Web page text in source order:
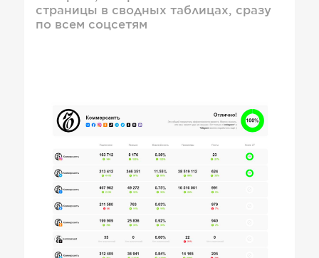
страницы в сводных таблицах, сразу
по всем соцсетям